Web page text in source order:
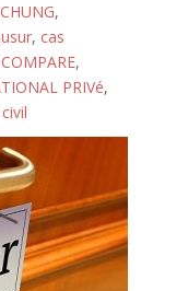
,
, cas
,
PRIVé,